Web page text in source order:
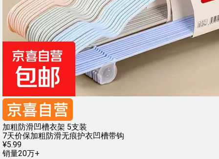
加粗防滑凹槽衣架 5支装
7天价保加粗防滑无痕护衣凹槽带钩
¥5.99
销量20万+